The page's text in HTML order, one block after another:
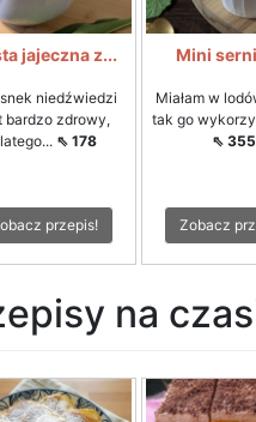
jajeczna z...
niedźwiedzi
bardzo zdrowy,
⇖ 178
przepis!
Mini
Miałam w
tak go
⇖ 355
Zobacz
na